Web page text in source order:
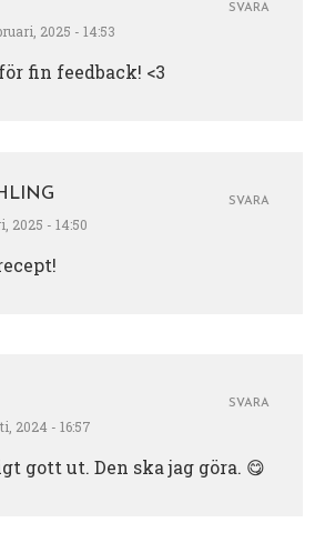
2025 - 14:53
fin feedback! <3
SVARA
2025 - 14:50
SVARA
2024 - 16:57
gott ut. Den ska jag göra. 😋
SVARA